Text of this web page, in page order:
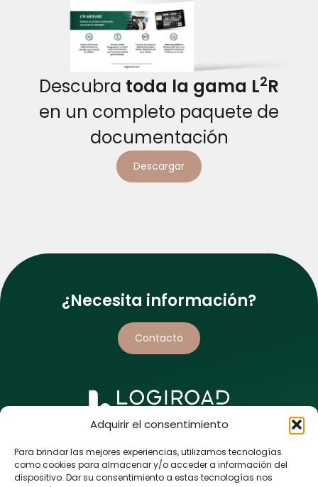
Adquirir el consentimiento
Para brindar las mejores experiencias, utilizamos tecnologías
como cookies para almacenar y/o acceder a información del
dispositivo. Dar su consentimiento a estas tecnologías nos
Descubra toda la gama L2R
en un completo paquete de
documentación
Descargar
¿Necesita información?
Contacto
5 rue de l’Enclose
44118 La Chevrolière
FRANCIA